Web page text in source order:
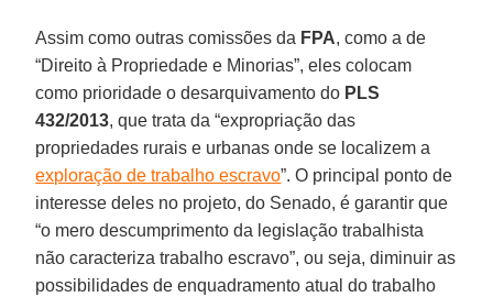
Assim como outras comissões da FPA, como a de
“Direito à Propriedade e Minorias”, eles colocam
como prioridade o desarquivamento do PLS
432/2013, que trata da “expropriação das
propriedades rurais e urbanas onde se localizem a
exploração de trabalho escravo”. O principal ponto de
interesse deles no projeto, do Senado, é garantir que
“o mero descumprimento da legislação trabalhista
não caracteriza trabalho escravo”, ou seja, diminuir as
possibilidades de enquadramento atual do trabalho